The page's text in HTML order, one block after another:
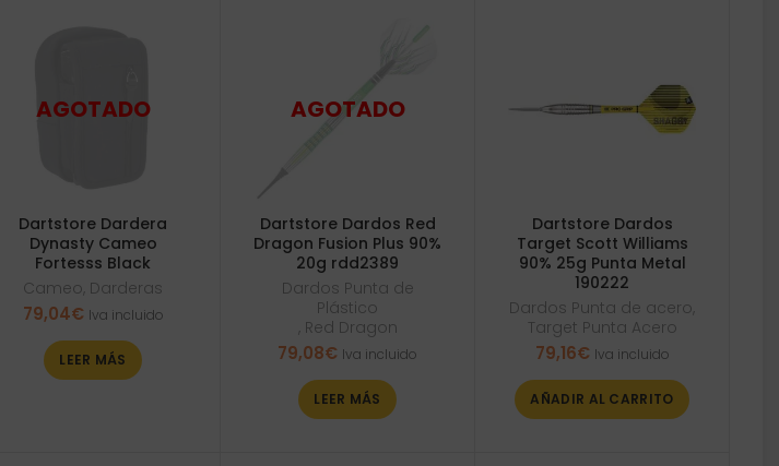
Dartstore Dardera
Dynasty Cameo
Fortesss Black
Cameo, Darderas
79,04€ Iva incluido
LEER MÁS
Dartstore Dardos Red
Dragon Fusion Plus 90%
20g rdd2389
Dardos Punta de
Plástico
, Red Dragon
79,08€ Iva incluido
LEER MÁS
Dartstore Dardos
Target Scott Williams
90% 25g Punta Metal
190222
Dardos Punta de acero,
Target Punta Acero
79,16€ Iva incluido
AÑADIR AL CARRITO